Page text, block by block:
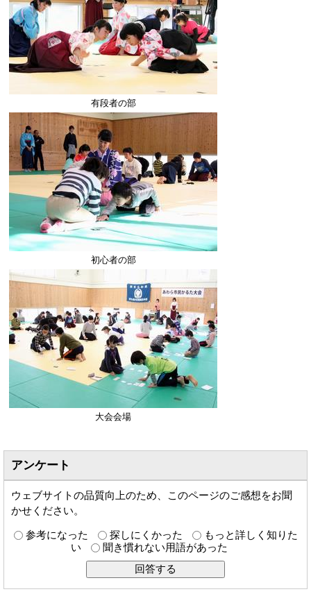
有段者の部
初心者の部
大会会場
アンケート
ウェブサイトの品質向上のため、このページのご感想をお聞
かせください。
参考になった 探しにくかった
もっと詳しく知りた
い
聞き慣れない用語があった